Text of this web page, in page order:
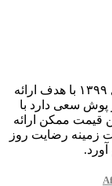
مجموعه نینی ریزپوش فعالیت خود را از سال ۱۳۹۹ با هدف ارائه
پوش سعی دارد با
قیمت ممکن ارائه
زمینه رضایت روز